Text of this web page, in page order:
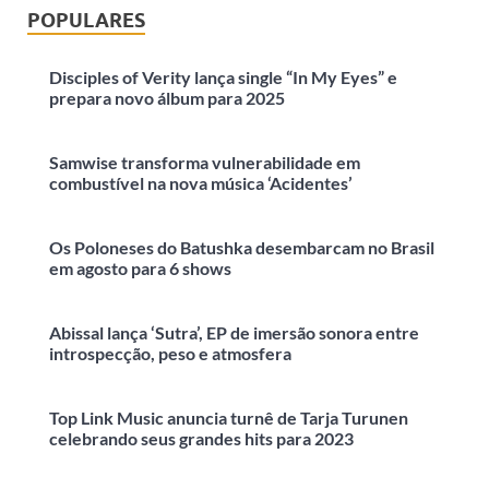
POPULARES
Disciples of Verity lança single “In My Eyes” e
prepara novo álbum para 2025
Samwise transforma vulnerabilidade em
combustível na nova música ‘Acidentes’
Os Poloneses do Batushka desembarcam no Brasil
em agosto para 6 shows
Abissal lança ‘Sutra’, EP de imersão sonora entre
introspecção, peso e atmosfera
Top Link Music anuncia turnê de Tarja Turunen
celebrando seus grandes hits para 2023